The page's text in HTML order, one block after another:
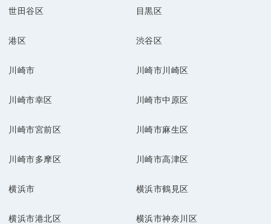
世田谷区 目黒区
港区 渋谷区
川崎市 川崎市川崎区
川崎市幸区 川崎市中原区
川崎市宮前区 川崎市麻生区
川崎市多摩区 川崎市高津区
横浜市 横浜市鶴見区
横浜市港北区 横浜市神奈川区